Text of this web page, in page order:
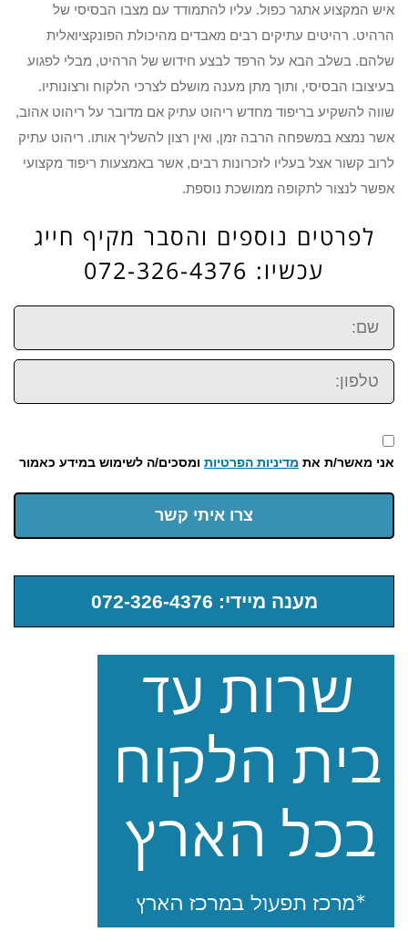
איש המקצוע אתגר כפול. עליו להתמודד עם מצבו הבסיסי של
הרהיט. רהיטים עתיקים רבים מאבדים מהיכולת הפונקציואלית
שלהם. בשלב הבא על הרפד לבצע חידוש של הרהיט, מבלי לפגוע
בעיצובו הבסיסי, ותוך מתן מענה מושלם לצרכי הלקוח ורצונותיו.
שווה להשקיע בריפוד מחדש ריהוט עתיק אם מדובר על ריהוט אהוב,
אשר נמצא במשפחה הרבה זמן, ואין רצון להשליך אותו. ריהוט עתיק
לרוב קשור אצל בעליו לזכרונות רבים, אשר באמצעות ריפוד מקצועי
אפשר לנצור לתקופה ממושכת נוספת.
לפרטים נוספים והסבר מקיף חייג
עכשיו: 072-326-4376
שם:
טלפון:
אני מאשר/ת את מדיניות הפרטיות ומסכים/ה לשימוש במידע כאמור
צרו איתי קשר
מענה מיידי: 072-326-4376